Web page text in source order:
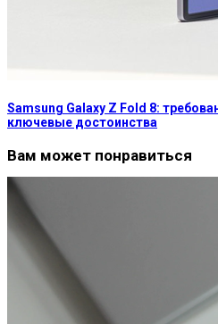
Samsung Galaxy Z Fold 8:
ключевые достоинства
Вам может понравиться